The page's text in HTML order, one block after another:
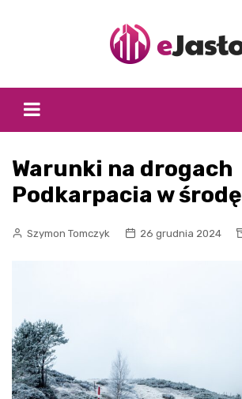
Warunki na drogach
Podkarpacia w środę
Szymon Tomczyk 26 grudnia 2024